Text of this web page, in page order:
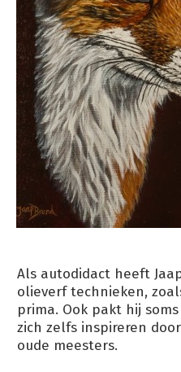
Als autodidact heeft
olieverf technieken,
prima. Ook pakt hij
zich zelfs inspireren
oude meesters.